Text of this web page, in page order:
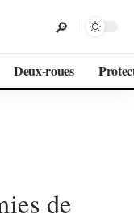
Deux-roues
de